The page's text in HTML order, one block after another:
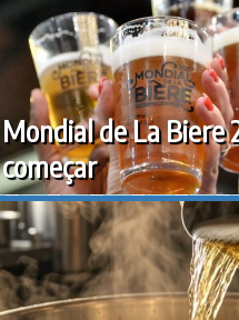
Mondial de La Biere
começar